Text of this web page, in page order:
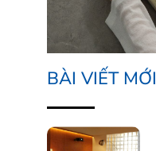
BÀI VIẾT MỚI